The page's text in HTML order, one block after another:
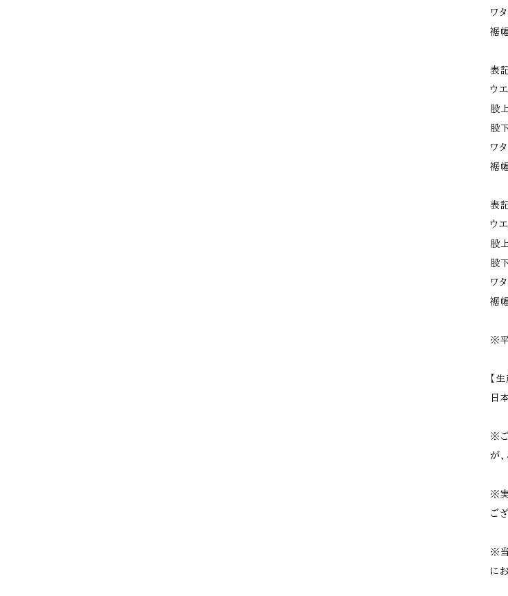
ワ
裾
表
ウ
股
股
ワ
裾
表
ウ
股
股
ワ
裾
※平
【
日
※ご
が
※実
ご
※当
に